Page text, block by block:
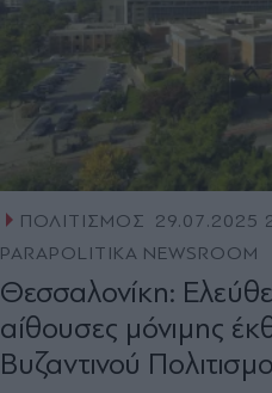
ΠΟΛΙΤΙΣΜΟΣ
29.07.2025
PARAPOLITIKA NEWSROOM
Θεσσαλονίκη:
αίθουσες μόνιμης
Βυζαντινού